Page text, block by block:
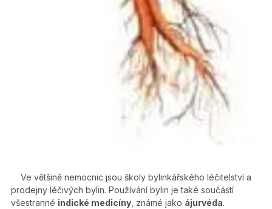
Ve většině nemocnic jsou školy bylinkářského léčitelství a
prodejny léčivých bylin. Používání bylin je také součástí
všestranné indické medicíny , známé jako ájurvéda.